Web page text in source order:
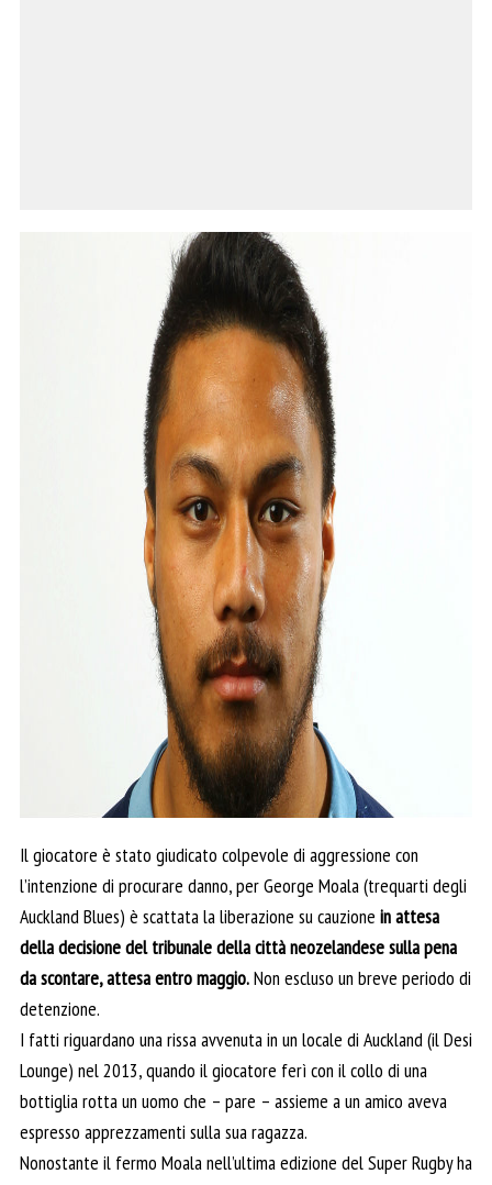
Il giocatore è stato giudicato colpevole di aggressione con
l’intenzione di procurare danno, per George Moala (trequarti degli
Auckland Blues) è scattata la liberazione su cauzione in attesa
della decisione del tribunale della città neozelandese sulla pena
da scontare, attesa entro maggio.Non escluso un breve periodo di
detenzione.
I fatti riguardano una rissa avvenuta in un locale di Auckland (il Desi
Lounge) nel 2013, quando il giocatore ferì con il collo di una
bottiglia rotta un uomo che – pare – assieme a un amico aveva
espresso apprezzamenti sulla sua ragazza.
Nonostante il fermo Moala nell’ultima edizione del Super Rugby ha